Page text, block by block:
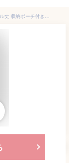
大人 可愛い ♪ おしゃれ かわいい レインコート ミドル丈 収納ポーチ付き レディース 大人用 M L XL 防水 軽量 レインポンチョ 自転車 レインウェア 定番 雨合羽 トレンチコート 雨具 カッパ 通勤 通学 防災 バイク 野外 フェス アウトドア キャンプ 春 夏 秋 冬 コーデ